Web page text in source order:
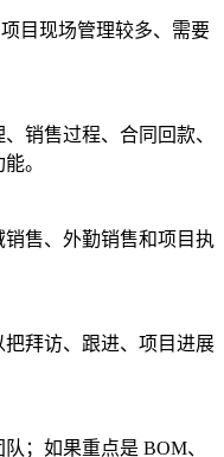
目现场管理较多、需要
销售过程、合同回款、
。
售、外勤销售和项目执
把拜访、跟进、项目进展
；如果重点是 BOM、